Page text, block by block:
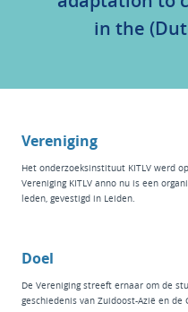
in the
Vereniging
Het onderzoeksinstituut KITLV werd
Vereniging KITLV anno nu is een
leden, gevestigd in Leiden.
Doel
De Vereniging streeft ernaar om de
geschiedenis van Zuidoost-Azië en de